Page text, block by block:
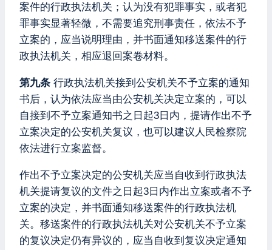
案件的行政执法机关；认为没有犯罪事实，或者犯
罪事实显著轻微，不需要追究刑事责任，依法不予
立案的，应当说明理由，并书面通知移送案件的行
政执法机关，相应退回案卷材料。
第九条 行政执法机关接到公安机关不予立案的通知
书后，认为依法应当由公安机关决定立案的，可以
自接到不予立案通知书之日起3日内，提请作出不予
立案决定的公安机关复议，也可以建议人民检察院
依法进行立案监督。
作出不予立案决定的公安机关应当自收到行政执法
机关提请复议的文件之日起3日内作出立案或者不予
立案的决定，并书面通知移送案件的行政执法机
关。移送案件的行政执法机关对公安机关不予立案
的复议决定仍有异议的，应当自收到复议决定通知